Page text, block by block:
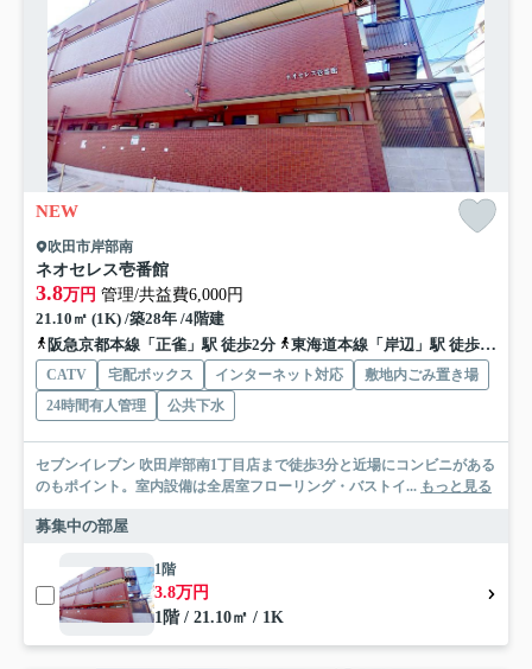
NEW
吹田市岸部南
ネオセレス壱番館
3.8万円 管理/共益費6,000円
21.10㎡ (1K) /築28年 /4階建
阪急京都本線「正雀」駅 徒歩2分
東海道本線「岸辺」駅 徒歩5分
CATV 宅配ボックス インターネット対応
敷地内ごみ置き場
24時間有人管理
公共下水
セブンイレブン 吹田岸部南1丁目店まで徒歩3分と近場にコンビニがある
のもポイント。室内設備は全居室フローリング・バストイ... もっと見る
募集中の部屋
1階
3.8万円
1階 / 21.10㎡ / 1K